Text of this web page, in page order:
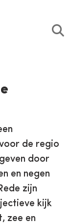
de regio
door
en negen
zijn
kijk
zee en